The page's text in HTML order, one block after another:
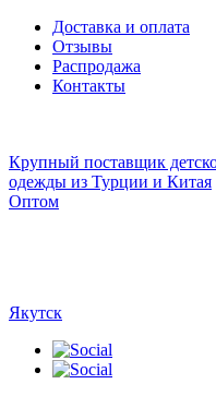
Доставка и оплата
Отзывы
Распродажа
Контакты
Крупный поставщик
одежды из Турции и Китая
Оптом
Якутск